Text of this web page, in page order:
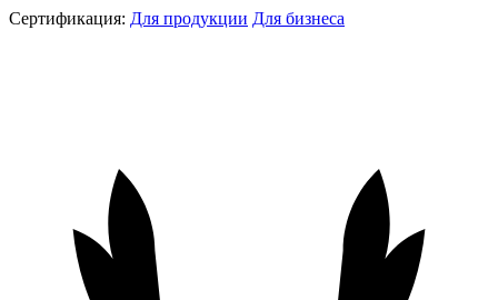
Сертификация: Для продукции Для бизнеса